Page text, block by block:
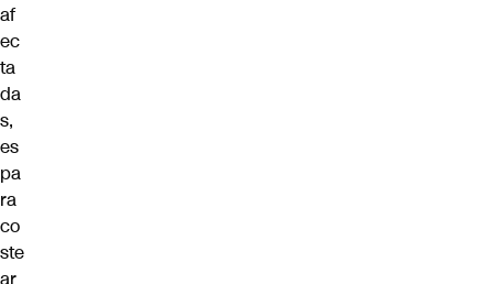
af
ec
ta
da
s,
es
pa
ra
co
ste